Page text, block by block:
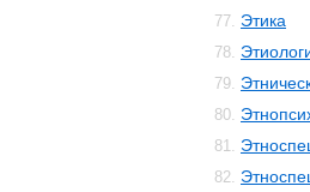
77. Этика
78.
79.
80.
81.
82.